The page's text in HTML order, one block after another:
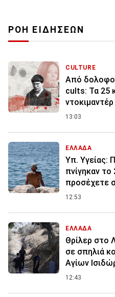
ΡΟΗ ΕΙΔΗΣΕΩΝ
CULTURE
Από
cults: Τα 25
13:03
ΕΛΛΑΔΑ
Υπ. Υγείας:
πνίγηκαν
προσέχετε
12:53
ΕΛΛΑΔΑ
Θρίλερ στο
σε σπηλιά
Αγίων
12:43